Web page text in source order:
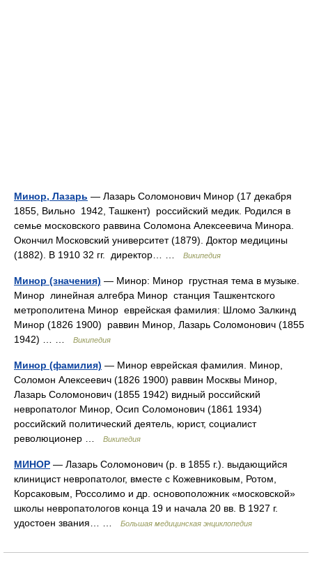
Минор, Лазарь — Лазарь Соломонович Минор (17 декабря
1855, Вильно 1942, Ташкент) российский медик. Родился в
семье московского раввина Соломона Алексеевича Минора.
Окончил Московский университет (1879). Доктор медицины
(1882). В 1910 32 гг. директор… …
Википедия
Минор (значения) — Минор: Минор грустная тема в музыке.
Минор линейная алгебра Минор станция Ташкентского
метрополитена Минор еврейская фамилия: Шломо Залкинд
Минор (1826 1900) раввин Минор, Лазарь Соломонович (1855
1942) … …
Википедия
Минор (фамилия) — Минор еврейская фамилия. Минор,
Соломон Алексеевич (1826 1900) раввин Москвы Минор,
Лазарь Соломонович (1855 1942) видный российский
невропатолог Минор, Осип Соломонович (1861 1934)
российский политический деятель, юрист, социалист
революционер …
Википедия
МИНОР — Лазарь Соломонович (р. в 1855 г.). выдающийся
клиницист невропатолог, вместе с Кожевниковым, Ротом,
Корсаковым, Россолимо и др. основоположник «московской»
школы невропатологов конца 19 и начала 20 вв. В 1927 г.
удостоен звания… …
Большая медицинская энциклопедия